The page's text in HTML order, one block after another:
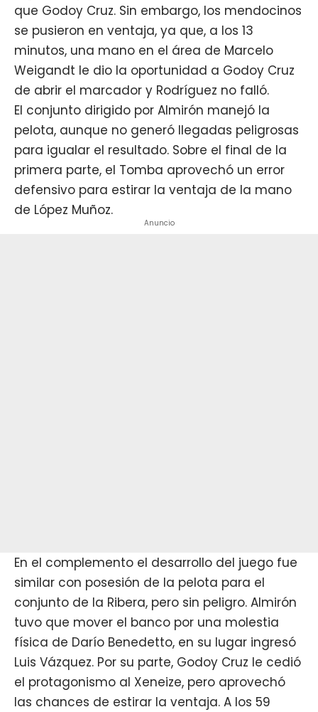
que Godoy Cruz. Sin embargo, los mendocinos
se pusieron en ventaja, ya que, a los 13
minutos, una mano en el área de Marcelo
Weigandt le dio la oportunidad a Godoy Cruz
de abrir el marcador y Rodríguez no falló.
El conjunto dirigido por Almirón manejó la
pelota, aunque no generó llegadas peligrosas
para igualar el resultado. Sobre el final de la
primera parte, el Tomba aprovechó un error
defensivo para estirar la ventaja de la mano
de López Muñoz.
Anuncio
En el complemento el desarrollo del juego fue
similar con posesión de la pelota para el
conjunto de la Ribera, pero sin peligro. Almirón
tuvo que mover el banco por una molestia
física de Darío Benedetto, en su lugar ingresó
Luis Vázquez. Por su parte, Godoy Cruz le cedió
el protagonismo al Xeneize, pero aprovechó
las chances de estirar la ventaja. A los 59